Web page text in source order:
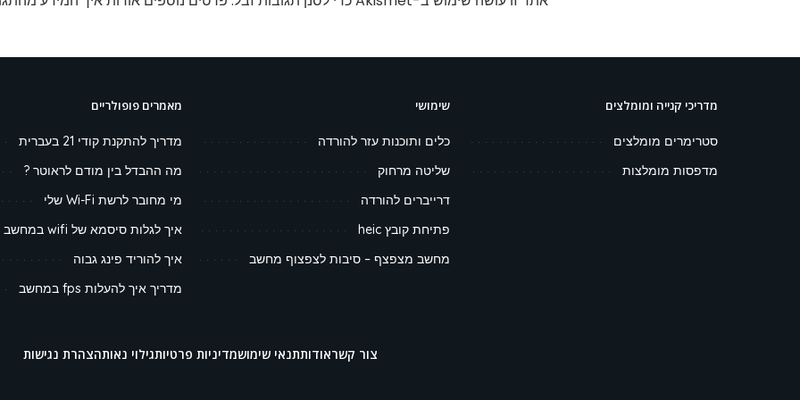
מדריכי קנייה ומומלצים
סטרימרים מומלצים
מדפסות מומלצות
שימושי
כלים ותוכנות עזר להורדה
שליטה מרחוק
דרייברים להורדה
פתיחת קובץ heic
מחשב מצפצף – סיבות לצפצוף מחשב
מאמרים פופולריים
מדריך להתקנת קודי 21 בעברית
מה ההבדל בין מודם לראוטר ?
מי מחובר לרשת Wi-Fi שלי
איך לגלות סיסמא של wifi במחשב
איך להוריד פינג גבוה
מדריך איך להעלות fps במחשב
צור קשראודותתנאי שימושמדיניות פרטיותגילוי נאותהצהרת נגישות